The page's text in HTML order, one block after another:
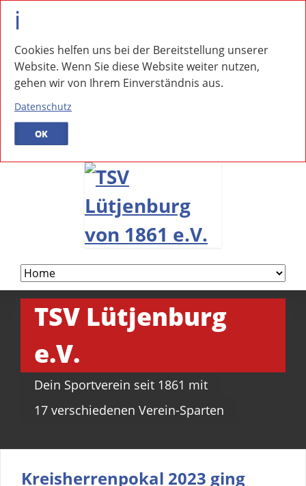
Cookies helfen uns bei der Bereitstellung unserer
Website. Wenn Sie diese Website weiter nutzen,
gehen wir von Ihrem Einverständnis aus.
Datenschutz
OK
Navigation
überspringen
TSV Lütjenburg
e.V.
Dein Sportverein seit 1861 mit
17 verschiedenen Verein-Sparten
Kreisherrenpokal 2023 ging